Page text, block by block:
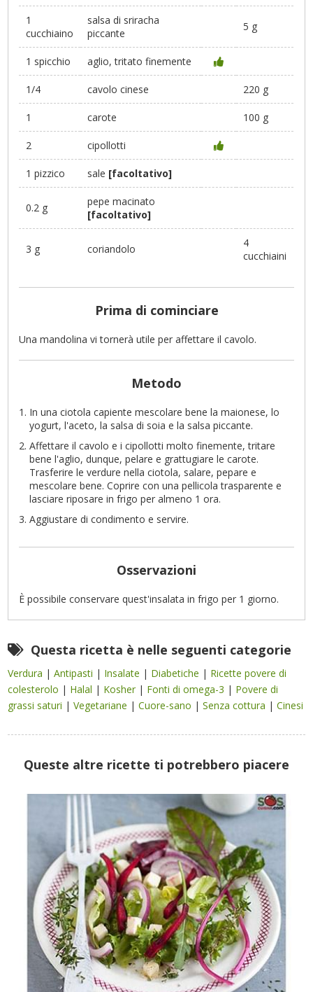
1
cucchiaino
salsa di sriracha
piccante
5 g
1 spicchio aglio, tritato finemente
1/4 cavolo cinese 220 g
1 carote 100 g
2 cipollotti
1 pizzico sale [facoltativo]
0.2 g
pepe macinato
[facoltativo]
3 g coriandolo
4
cucchiaini
Prima di cominciare
Una mandolina vi tornerà utile per affettare il cavolo.
Metodo
In una ciotola capiente mescolare bene la maionese, lo
yogurt, l'aceto, la salsa di soia e la salsa piccante.
Affettare il cavolo e i cipollotti molto finemente, tritare
bene l'aglio, dunque, pelare e grattugiare le carote.
Trasferire le verdure nella ciotola, salare, pepare e
mescolare bene. Coprire con una pellicola trasparente e
lasciare riposare in frigo per almeno 1 ora.
Aggiustare di condimento e servire.
Osservazioni
È possibile conservare quest'insalata in frigo per 1 giorno.
Questa ricetta è nelle seguenti categorie
Verdura |Antipasti | Insalate | Diabetiche | Ricette povere di
colesterolo | Halal | Kosher | Fonti di omega-3 | Povere di
grassi saturi |Vegetariane |Cuore-sano |Senza cottura |Cinesi
Queste altre ricette ti potrebbero piacere